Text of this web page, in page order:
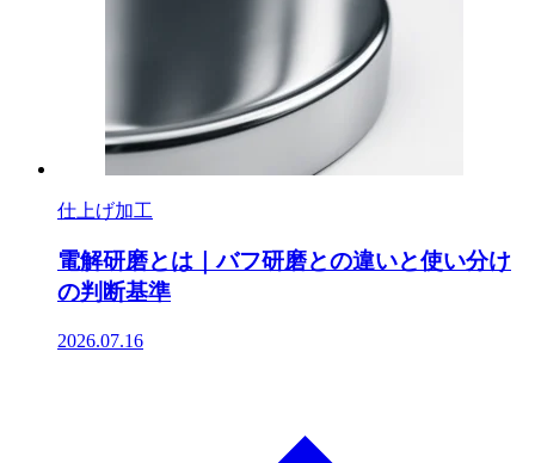
仕上げ加工
電解研磨とは｜バフ研磨との違いと使い分け
の判断基準
2026.07.16